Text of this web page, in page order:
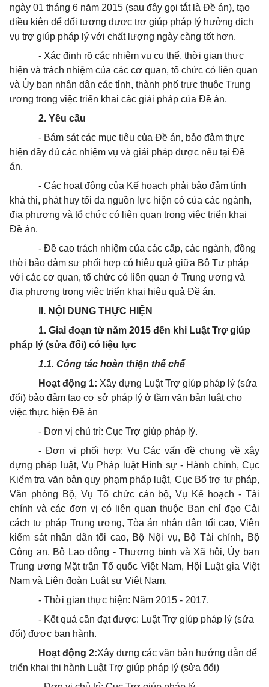
ngày 01 tháng 6 năm 2015 (sau đây gọi tắt là Đề án), tạo
điều kiện để đối tượng được trợ giúp pháp lý hưởng dịch
vụ trợ giúp pháp lý với chất lượng ngày càng tốt hơn.
- Xác định rõ các nhiệm vụ cụ thể, thời gian thực
hiện và trách nhiệm của các cơ quan, tổ chức có liên quan
và Ủy ban nhân dân các tỉnh, thành phố trực thuộc Trung
ương trong việc triển khai các giải pháp của Đề án.
2. Yêu cầu
- Bám sát các mục tiêu của Đề án, bảo đảm thực
hiện đầy đủ các nhiệm vụ và giải pháp được nêu tại Đề
án.
- Các hoạt động của Kế hoạch phải bảo đảm tính
khả thi, phát huy tối đa nguồn lực hiện có của các ngành,
địa phương và tổ chức có liên quan trong việc triển khai
Đề án.
- Đề cao trách nhiệm của các cấp, các ngành, đồng
thời bảo đảm sự phối hợp có hiệu quả giữa Bộ Tư pháp
với các cơ quan, tổ chức có liên quan ở Trung ương và
địa phương trong việc triển khai hiệu quả Đề án.
II. NỘI DUNG THỰC HIỆN
1. Giai đoạn từ năm 2015 đến khi Luật Trợ giúp
pháp lý (sửa đổi) có liệu lực
1.1. Công tác hoàn thiện thể chế
Hoạt động 1: Xây dựng Luật Trợ giúp pháp lý (sửa
đổi) bảo đảm tạo cơ sở pháp lý ở tầm văn bản luật cho
việc thực hiện Đề án
- Đơn vị chủ trì: Cục Trợ giúp pháp lý.
- Đơn vị phối hợp: Vụ Các vấn đề chung về xây
dựng pháp luật, Vụ Pháp luật Hình sự - Hành chính, Cục
Kiểm tra văn bản quy phạm pháp luật, Cục Bổ trợ tư pháp,
Văn phòng Bộ, Vụ Tổ chức cán bộ, Vụ Kế hoạch - Tài
chính và các đơn vị có liên quan thuộc Ban chỉ đạo Cải
cách tư pháp Trung ương, Tòa án nhân dân tối cao, Viện
kiểm sát nhân dân tối cao, Bộ Nội vụ, Bộ Tài chính, Bộ
Công an, Bộ Lao động - Thương binh và Xã hội, Ủy ban
Trung ương Mặt trận Tổ quốc Việt Nam, Hội Luật gia Việt
Nam và Liên đoàn Luật sư Việt Nam.
- Thời gian thực hiện: Năm 2015 - 2017.
- Kết quả cần đạt được: Luật Trợ giúp pháp lý (sửa
đổi) được ban hành.
Hoạt động 2:Xây dựng các văn bản hướng dẫn để
triển khai thi hành Luật Trợ giúp pháp lý (sửa đổi)